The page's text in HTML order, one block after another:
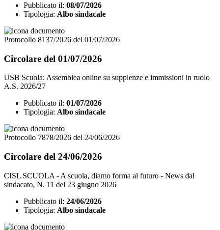
Pubblicato il: 08/07/2026
Tipologia: Albo sindacale
Protocollo 8137/2026 del 01/07/2026
Circolare del 01/07/2026
USB Scuola: Assemblea online su supplenze e immissioni in ruolo
A.S. 2026/27
Pubblicato il: 01/07/2026
Tipologia: Albo sindacale
Protocollo 7878/2026 del 24/06/2026
Circolare del 24/06/2026
CISL SCUOLA - A scuola, diamo forma al futuro - News dal
sindacato, N. 11 del 23 giugno 2026
Pubblicato il: 24/06/2026
Tipologia: Albo sindacale